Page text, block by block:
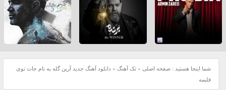
شما اینجا هستید : صفحه اصلی » تک آهنگ » دانلود آهنگ جدید آرین گله به نام جات توی
قلبمه